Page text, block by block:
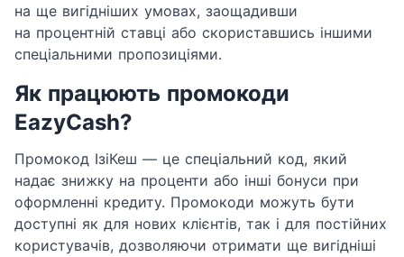
на ще вигідніших умовах, заощадивши
на процентній ставці або скориставшись іншими
спеціальними пропозиціями.
Як працюють промокоди
EazyCash?
Промокод ІзіКеш — це спеціальний код, який
надає знижку на проценти або інші бонуси при
оформленні кредиту. Промокоди можуть бути
доступні як для нових клієнтів, так і для постійних
користувачів, дозволяючи отримати ще вигідніші